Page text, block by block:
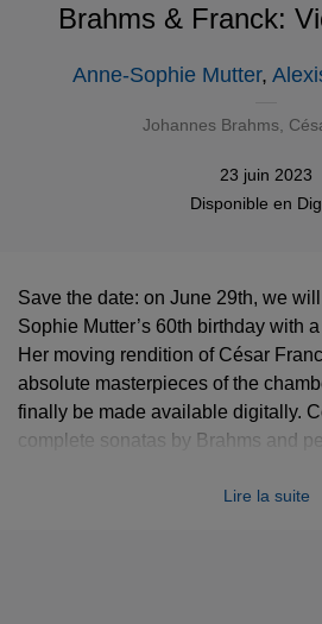
Brahms & Franck:
Anne-Sophie Mutter,
Johannes Brahms
23 juin 2023
Disponible en
Save the date: on June 29th, we
Sophie Mutter’s 60th birthday with
Her moving rendition of César
absolute masterpieces of the
finally be made available digitally.
complete sonatas by Brahms and
discography, now complete! And
Lire la suite